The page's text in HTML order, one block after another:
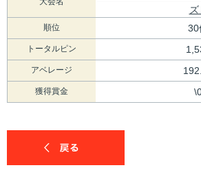
順位 30
トータルピン
アベレージ
獲得賞金